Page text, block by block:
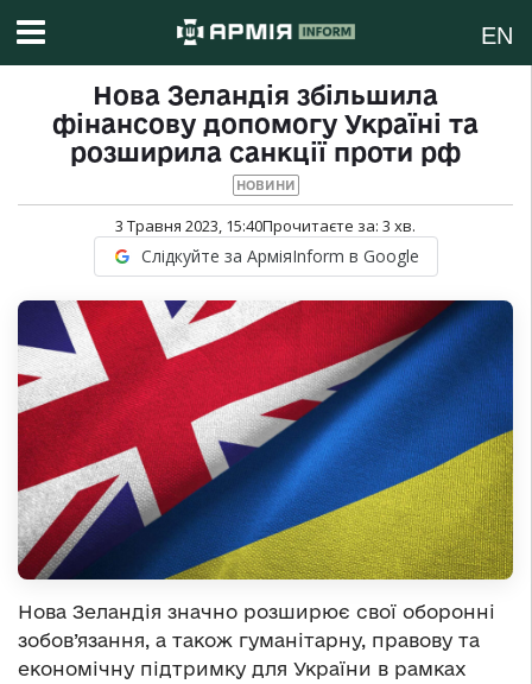
EN
Нова Зеландія збільшила
фінансову допомогу Україні та
розширила санкції проти рф
НОВИНИ
3 Травня 2023, 15:40Прочитаєте за: 3 хв.
Слідкуйте за АрміяInform в Google
Нова Зеландія значно розширює свої оборонні
зобов’язання, а також гуманітарну, правову та
економічну підтримку для України в рамках